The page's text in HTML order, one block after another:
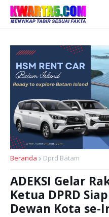
Beranda Dprd Batam
ADEKSI Gelar
Ketua DPRD
Dewan Kota se-